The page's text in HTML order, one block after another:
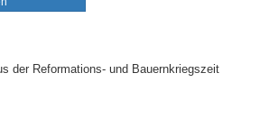
der Reformations- und Bauernkriegszeit